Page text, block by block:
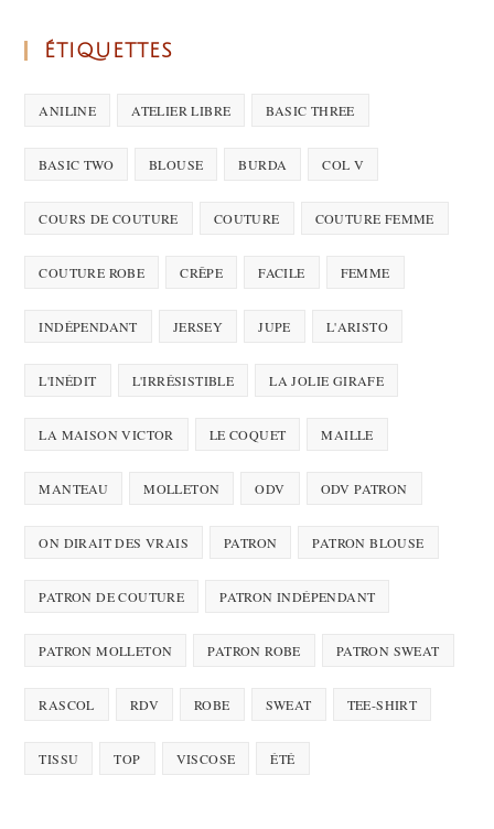
ÉTIQUETTES
ANILINE ATELIER LIBRE BASIC THREE
BASIC TWO BLOUSE BURDA COL V
COURS DE COUTURE COUTURE COUTURE FEMME
COUTURE ROBE CRÊPE FACILE FEMME
INDÉPENDANT JERSEY JUPE L'ARISTO
L'INÉDIT L'IRRÉSISTIBLE LA JOLIE GIRAFE
LA MAISON VICTOR LE COQUET MAILLE
MANTEAU MOLLETON ODV ODV PATRON
ON DIRAIT DES VRAIS PATRON PATRON BLOUSE
PATRON DE COUTURE PATRON INDÉPENDANT
PATRON MOLLETON PATRON ROBE PATRON SWEAT
RASCOL RDV ROBE SWEAT TEE-SHIRT
TISSU TOP VISCOSE ÉTÉ